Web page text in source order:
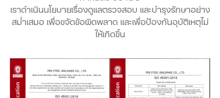
เราดำเนินนโยบายเรื่องดูแลตรวจสอบ และบำรุงรักษาอย่าง
สม่ำเสมอ เพื่อขจัดข้อผิดพลาด และเพื่อป้องกันอุบัติเหตุไม่
ให้เกิดขึ้น